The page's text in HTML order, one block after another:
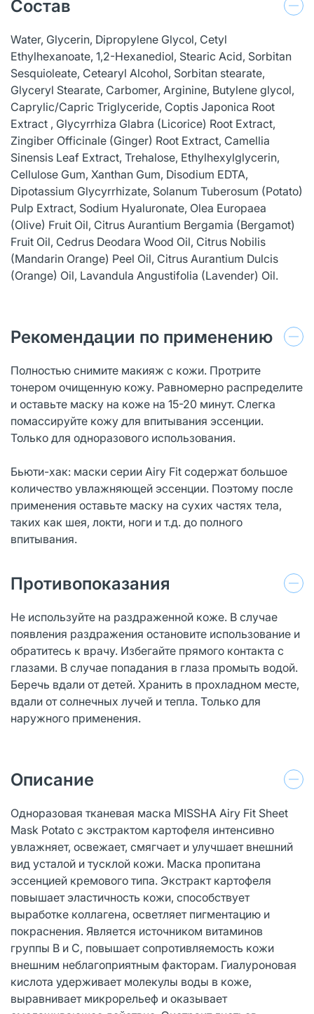
Состав
Water, Glycerin, Dipropylene Glycol, Cetyl
Ethylhexanoate, 1,2-Hexanediol, Stearic Acid, Sorbitan
Sesquioleate, Cetearyl Alcohol, Sorbitan stearate,
Glyceryl Stearate, Carbomer, Arginine, Butylene glycol,
Caprylic/Capric Triglyceride, Coptis Japonica Root
Extract , Glycyrrhiza Glabra (Licorice) Root Extract,
Zingiber Officinale (Ginger) Root Extract, Camellia
Sinensis Leaf Extract, Trehalose, Ethylhexylglycerin,
Cellulose Gum, Xanthan Gum, Disodium EDTA,
Dipotassium Glycyrrhizate, Solanum Tuberosum (Potato)
Pulp Extract, Sodium Hyaluronate, Olea Europaea
(Olive) Fruit Oil, Citrus Aurantium Bergamia (Bergamot)
Fruit Oil, Cedrus Deodara Wood Oil, Citrus Nobilis
(Mandarin Orange) Peel Oil, Citrus Aurantium Dulcis
(Orange) Oil, Lavandula Angustifolia (Lavender) Oil.
Рекомендации по применению
Полностью снимите макияж с кожи. Протрите
тонером очищенную кожу. Равномерно распределите
и оставьте маску на коже на 15-20 минут. Слегка
помассируйте кожу для впитывания эссенции.
Только для одноразового использования.
Бьюти-хак: маски серии Airy Fit содержат большое
количество увлажняющей эссенции. Поэтому после
применения оставьте маску на сухих частях тела,
таких как шея, локти, ноги и т.д. до полного
впитывания.
Противопоказания
Не используйте на раздраженной коже. В случае
появления раздражения остановите использование и
обратитесь к врачу. Избегайте прямого контакта с
глазами. В случае попадания в глаза промыть водой.
Беречь вдали от детей. Хранить в прохладном месте,
вдали от солнечных лучей и тепла. Только для
наружного применения.
Описание
Одноразовая тканевая маска MISSHA Airy Fit Sheet
Mask Potato с экстрактом картофеля интенсивно
увлажняет, освежает, смягчает и улучшает внешний
вид усталой и тусклой кожи. Маска пропитана
эссенцией кремового типа. Экстракт картофеля
повышает эластичность кожи, способствует
выработке коллагена, осветляет пигментацию и
покраснения. Является источником витаминов
группы B и C, повышает сопротивляемость кожи
внешним неблагоприятным факторам. Гиалуроновая
кислота удерживает молекулы воды в коже,
выравнивает микрорельеф и оказывает